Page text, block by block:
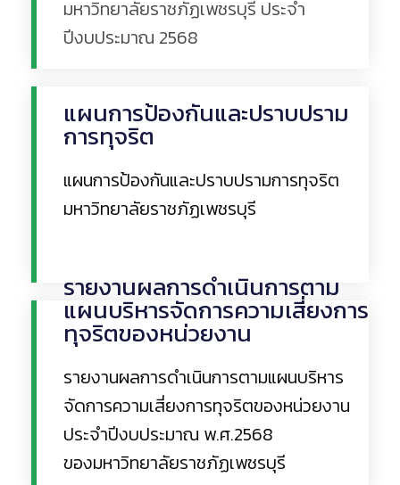
มหาวิทยาลัยราชภัฏเพชรบุรี ประจำ
ปีงบประมาณ 2568Read More
แผนการป้องกันและปราบปราม
การทุจริต
แผนการป้องกันและปราบปรามการทุจริต
มหาวิทยาลัยราชภัฏเพชรบุรี
รายงานผลการดำเนินการตาม
แผนบริหารจัดการความเสี่ยงการ
ทุจริตของหน่วยงาน
รายงานผลการดำเนินการตามแผนบริหาร
จัดการความเสี่ยงการทุจริตของหน่วยงาน
ประจำปีงบประมาณ พ.ศ.2568
ของมหาวิทยาลัยราชภัฏเพชรบุรี
Read More